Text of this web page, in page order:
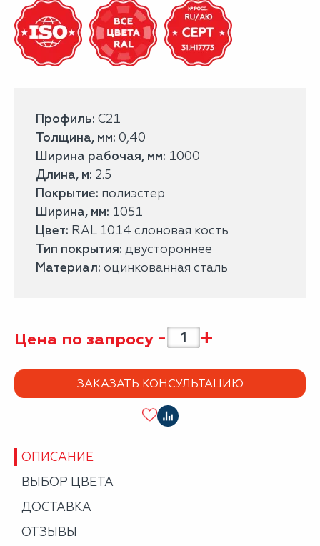
Профиль: С21
Толщина, мм: 0,40
Ширина рабочая, мм: 1000
Длина, м: 2.5
Покрытие: полиэстер
Ширина, мм: 1051
Цвет: RAL 1014 слоновая кость
Тип покрытия: двустороннее
Материал: оцинкованная сталь
Цена по запросу - +
ЗАКАЗАТЬ КОНСУЛЬТАЦИЮ
ОПИСАНИЕ
ВЫБОР ЦВЕТА
ДОСТАВКА
ОТЗЫВЫ